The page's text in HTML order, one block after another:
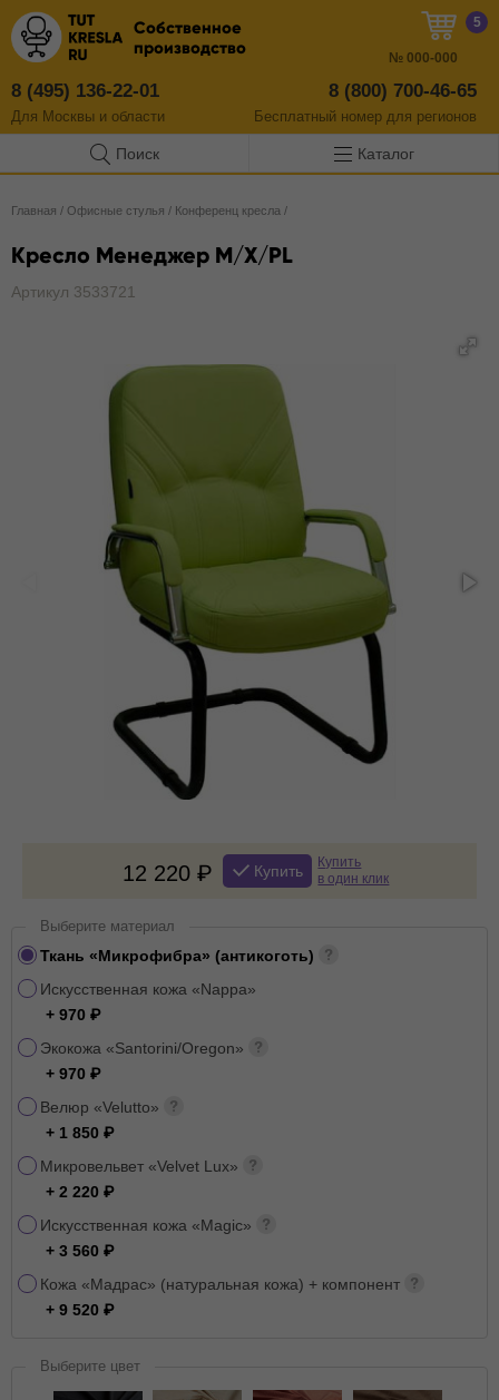
Собственное
производство
8 (495) 136-22-01
Для Москвы и области
8 (800) 700-46-65
Бесплатный номер для регионов
5
№ 000-000
Поиск Каталог
Главная / Офисные стулья / Конференц кресла /
Кресло Менеджер M/X/PL
Артикул 3533721
12 220 Купить
Купить
в один клик
Выберите материал
Ткань «Микрофибра» (антикоготь)
Искусственная кожа «Nappa»
+ 970
Экокожа «Santorini/Oregon»
+ 970
Велюр «Velutto»
+ 1 850
Микровельвет «Velvet Lux»
+ 2 220
Искусственная кожа «Magic»
+ 3 560
Кожа «Мадрас» (натуральная кожа) + компонент
+ 9 520
Выберите цвет